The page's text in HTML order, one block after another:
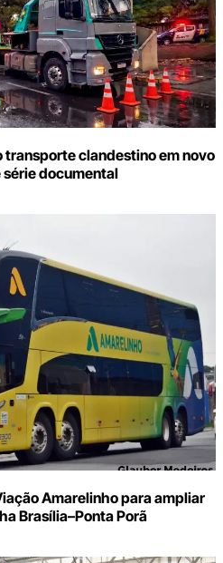
transporte clandestino em novo
documental
Amarelinho para ampliar
Brasília–Ponta Porã